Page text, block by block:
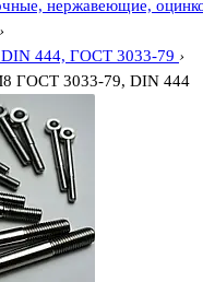
нержавеющие,
›
444, ГОСТ 3033-79 ›
ГОСТ 3033-79, DIN 444